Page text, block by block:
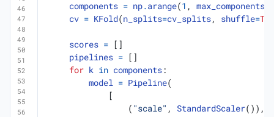
components = np.arange(1 , max_components
cv = KFold(n_splits=cv_splits, shuffle=
scores =
[]
pipelines =
[]
for k in components:
model = Pipeline(
[
( "scale" , StandardScaler()),